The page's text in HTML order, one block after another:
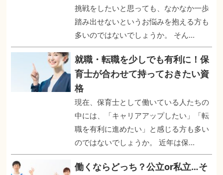
挑戦をしたいと思っても、なかなか一歩
踏み出せないというお悩みを抱える方も
多いのではないでしょうか。 そん...
就職・転職を少しでも有利に！保
育士が合わせて持っておきたい資
格
現在、保育士として働いている人たちの
中には、「キャリアアップしたい」「転
職を有利に進めたい」と感じる方も多い
のではないでしょうか。 近年は保...
働くならどっち？公立or私立…そ